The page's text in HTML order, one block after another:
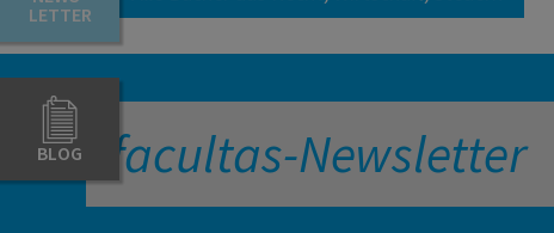
LETTER
BLOG facultas-Newsletter